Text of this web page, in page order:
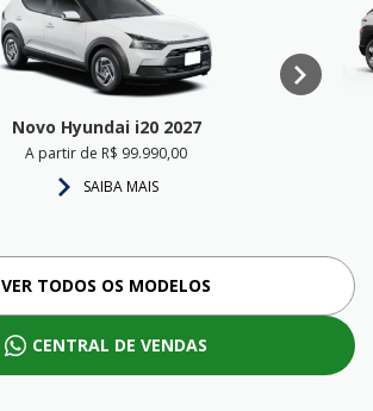
Novo Hyundai i20 2027
A partir de R$ 99.990,00
SAIBA MAIS
VER TODOS OS MODELOS
CENTRAL DE VENDAS